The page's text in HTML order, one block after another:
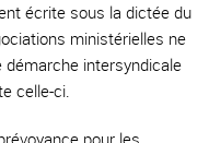
écrite sous la dictée du
ministérielles ne
démarche intersyndicale
celle-ci.
pour les